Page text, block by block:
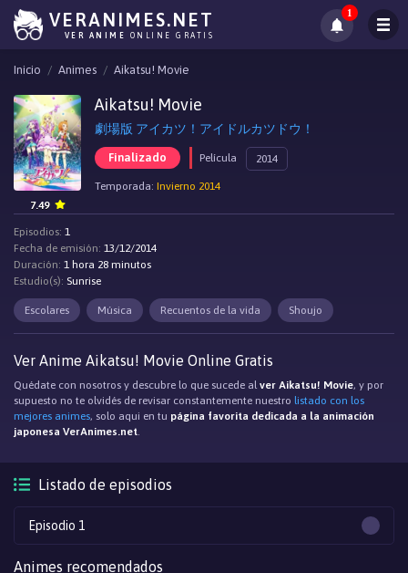
VERANIMES.NET
VER ANIME ONLINE GRATIS
1
Inicio Animes Aikatsu! Movie
Aikatsu! Movie
劇場版 アイカツ！アイドルカツドウ！
Finalizado Película 2014
Temporada: Invierno 2014
7.49
Episodios: 1
Fecha de emisión: 13/12/2014
Duración: 1 hora 28 minutos
Estudio(s): Sunrise
Escolares Música Recuentos de la vida Shoujo
Ver Anime Aikatsu! Movie Online Gratis
Quédate con nosotros y descubre lo que sucede alver Aikatsu! Movie, y por
supuesto no te olvidés de revisar constantemente nuestro listado con los
mejores animes, solo aqui en tu página favorita dedicada a la animación
japonesa VerAnimes.net.
Listado de episodios
Episodio 1
Animes recomendados